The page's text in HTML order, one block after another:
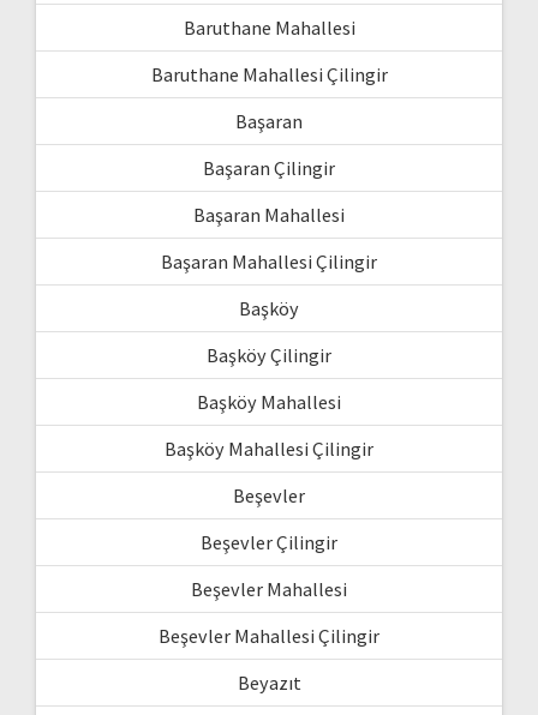
Baruthane Mahallesi
Baruthane Mahallesi Çilingir
Başaran
Başaran Çilingir
Başaran Mahallesi
Başaran Mahallesi Çilingir
Başköy
Başköy Çilingir
Başköy Mahallesi
Başköy Mahallesi Çilingir
Beşevler
Beşevler Çilingir
Beşevler Mahallesi
Beşevler Mahallesi Çilingir
Beyazıt